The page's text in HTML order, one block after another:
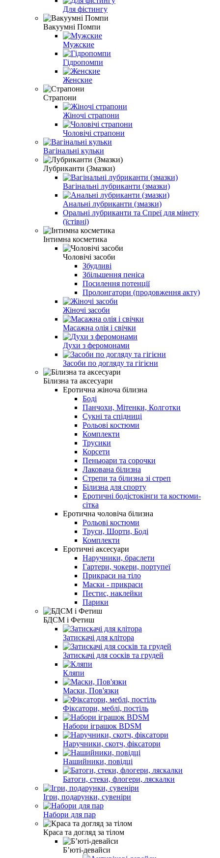
Для фістингу
Вакуумні Помпи
Мужские
Гідропомпи
Женские
Страпони
Жіночі страпони
Чоловічі страпони
Вагінальні кульки
Лубриканти (Змазки)
Вагінальні лубриканти (змазки)
Анальні лубриканти (змазки)
Оральні лубриканти та Спреї для мінету
(їстівні)
Інтимна косметика
Чоловічі засоби
Збудливі
Збільшення пеніса
Посилення потенції
Пролонгатори (продовження акту)
Жіночі засоби
Масажна олія і свічки
Духи з феромонами
Засоби по догляду та гігієни
Білизна та аксесуари
Еротична жіноча білизна
Боді
Панчохи, Мітенки, Колготки
Сукні та спідниці
Рольові костюми
Комплекти
Трусики
Корсети
Пеньюари та сорочки
Лакована білизна
Стрепи та білизна зі стреп
Білизна для спорту
Еротичні бодістокінги та костюми-
сітка
Еротична чоловіча білизна
Рольові костюми
Труси, Шорти, Боді
Комплекти
Еротичні аксесуари
Наручники, браслети
Гартери, чокери, портупеї
Прикраси на тіло
Маски - прикраси
Пестис, наклейки
Парики
БДСМ і Фетиш
Затискачі для клітора
Затискачі для сосків та грудей
Кляпи
Маски, Пов'язки
Фіксатори, меблі, постіль
Набори іграшок BDSM
Наручники, скотч, фіксатори
Нашийники, повідці
Батоги, стеки, флогери, ляскалки
Ігри, подарунки, сувеніри
Набори для пар
Краса та догляд за тілом
Б’юті-девайси